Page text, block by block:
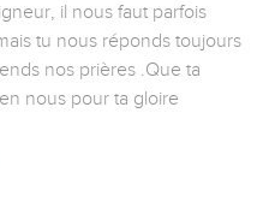
il nous faut parfois
tu nous réponds toujours
nos prières .Que ta
nous pour ta gloire